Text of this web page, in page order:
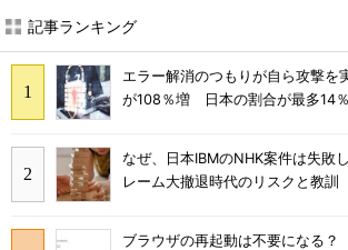
記事ランキング
エラー解消のつもりが自ら攻撃を
が108％増 日本の割合が最多14％
なぜ、日本IBMのNHK案件は失敗
レーム大撤退時代のリスクと教訓
ブラウザの再起動は不要になる